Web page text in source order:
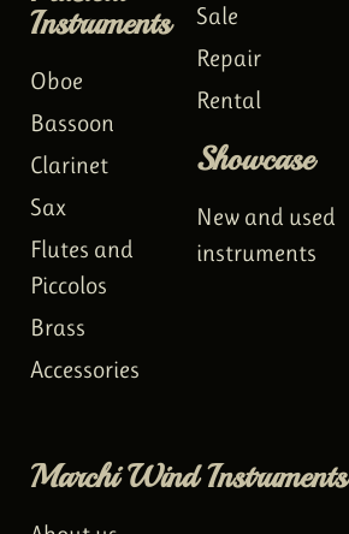
Instruments
Oboe
Bassoon
Clarinet
Sax
Flutes and
Piccolos
Brass
Accessories
Sale
Repair
Rental
Showcase
New and used
instruments
Marchi Wind